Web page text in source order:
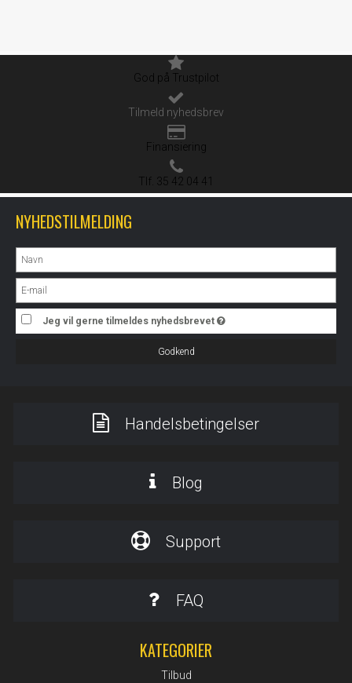
God på Trustpilot
Tilmeld nyhedsbrev
Finansiering
Tlf. 35 42 04 41
NYHEDSTILMELDING
Jeg vil gerne tilmeldes nyhedsbrevet
Godkend
Handelsbetingelser
Blog
Support
FAQ
KATEGORIER
Tilbud